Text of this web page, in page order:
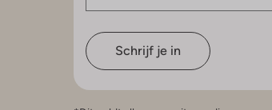
Schrijf je in